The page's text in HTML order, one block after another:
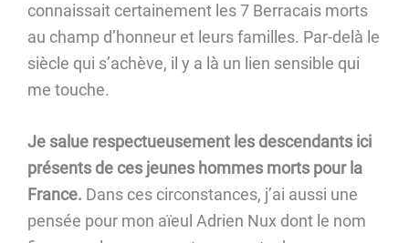
connaissait certainement les 7 Berracais morts
au champ d’honneur et leurs familles. Par-delà le
siècle qui s’achève, il y a là un lien sensible qui
me touche.
Je salue respectueusement les descendants ici
présents de ces jeunes hommes morts pour la
France. Dans ces circonstances, j’ai aussi une
pensée pour mon aïeul Adrien Nux dont le nom